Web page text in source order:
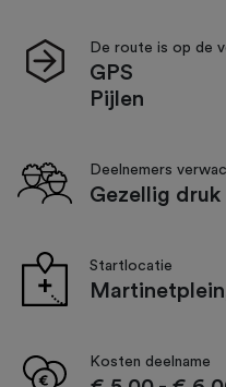
De route is op de
GPS
Pijlen
Deelnemers
Gezellig druk
Startlocatie
Kosten deelname